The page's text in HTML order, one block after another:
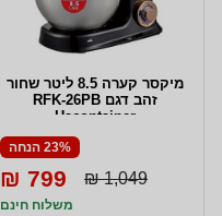
מיקסר קערה 8.5 ליטר שחור
זהב דגם RFK-26PB
Hacontainer
23% הנחה
1,049 ₪
799 ₪
משלוח חינם